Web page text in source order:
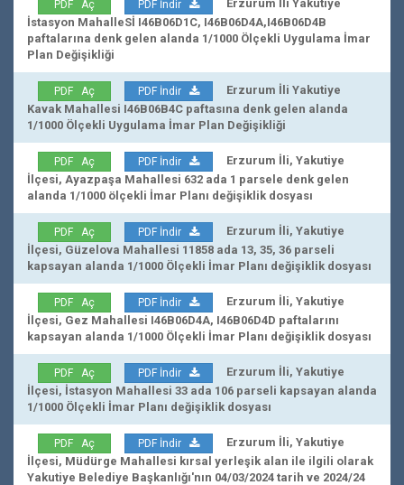
PDF Aç PDF İndir
Erzurum İli Yakutiye
İstasyon MahalleSİ I46B06D1C, I46B06D4A,I46B06D4B
paftalarına denk gelen alanda 1/1000 Ölçekli Uygulama İmar
Plan Değişikliği
PDF Aç PDF İndir
Erzurum İli Yakutiye
Kavak Mahallesi I46B06B4C paftasına denk gelen alanda
1/1000 Ölçekli Uygulama İmar Plan Değişikliği
PDF Aç PDF İndir
Erzurum İli, Yakutiye
İlçesi, Ayazpaşa Mahallesi 632 ada 1 parsele denk gelen
alanda 1/1000 ölçekli İmar Planı değişiklik dosyası
PDF Aç PDF İndir
Erzurum İli, Yakutiye
İlçesi, Güzelova Mahallesi 11858 ada 13, 35, 36 parseli
kapsayan alanda 1/1000 Ölçekli İmar Planı değişiklik dosyası
PDF Aç PDF İndir
Erzurum İli, Yakutiye
İlçesi, Gez Mahallesi I46B06D4A, I46B06D4D paftalarını
kapsayan alanda 1/1000 Ölçekli İmar Planı değişiklik dosyası
PDF Aç PDF İndir
Erzurum İli, Yakutiye
İlçesi, İstasyon Mahallesi 33 ada 106 parseli kapsayan alanda
1/1000 Ölçekli İmar Planı değişiklik dosyası
PDF Aç PDF İndir
Erzurum İli, Yakutiye
İlçesi, Müdürge Mahallesi kırsal yerleşik alan ile ilgili olarak
Yakutiye Belediye Başkanlığı'nın 04/03/2024 tarih ve 2024/24